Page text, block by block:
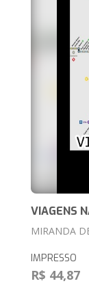
VIAGENS
MIRANDA
IMPRESSO
R$ 44,87